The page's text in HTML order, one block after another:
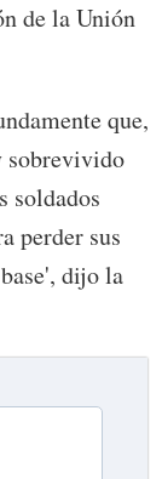
de la Unión
que,
sobrevivido
soldados
perder sus
dijo la